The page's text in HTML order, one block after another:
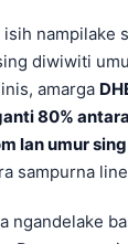
nampilake
diwiwiti
amarga
80%
lan umur
sampurna
ngandelake